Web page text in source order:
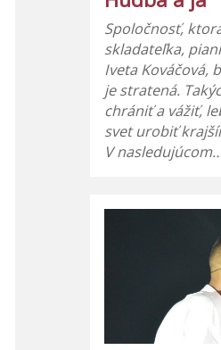
Spoločnosť,
skladateľka,
Iveta Kováčová,
je stratená.
chrániť a vážiť,
svet urobiť
V